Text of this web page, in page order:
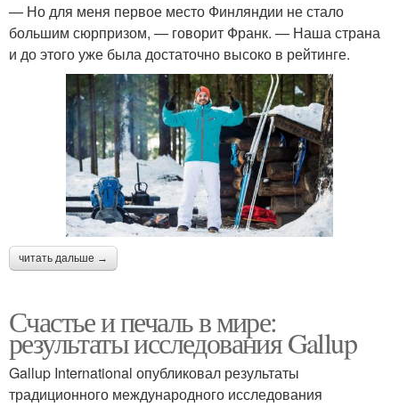
— Но для меня первое место Финляндии не стало
большим сюрпризом, — говорит Франк. — Наша страна
и до этого уже была достаточно высоко в рейтинге.
читать дальше →
Счастье и печаль в мире:
результаты исследования Gallup
Gallup International опубликовал результаты
традиционного международного исследования